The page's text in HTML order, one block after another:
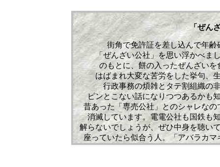
「ぜん
街角で免許証を差し込んで年
「ぜんざい公社」を思い浮かべま
のもとに、餅の入ったぜんざい
はばまれ大変な苦労をした挙句、
行政事務の煩雑とタテ割組織の
ピンとこない話になりつつあるかも
昔あった「専売公社」とのシャレな
消滅しています。電電公社も国鉄も
解らないでしょうが、ぜひ中身を聴い
座っていたら似合う人。「アバラカ